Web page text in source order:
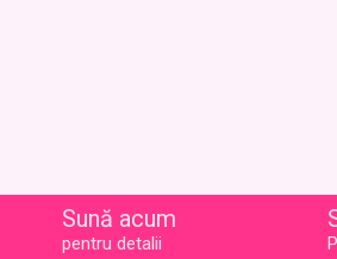
Sună acum
pentru detalii